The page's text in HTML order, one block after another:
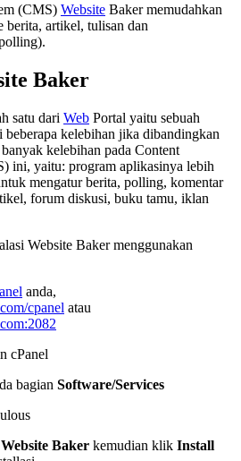
(CMS) Website Baker memudahkan
berita, artikel, tulisan dan
Baker
satu dari Web Portal yaitu sebuah
kelebihan jika dibandingkan
kelebihan pada Content
ini, yaitu: program aplikasinya lebih
mengatur berita, polling, komentar
forum diskusi, buku tamu, iklan
Website Baker menggunakan
anda,
cpanel atau
cPanel
bagian Software/Services
Website Baker kemudian klik Install